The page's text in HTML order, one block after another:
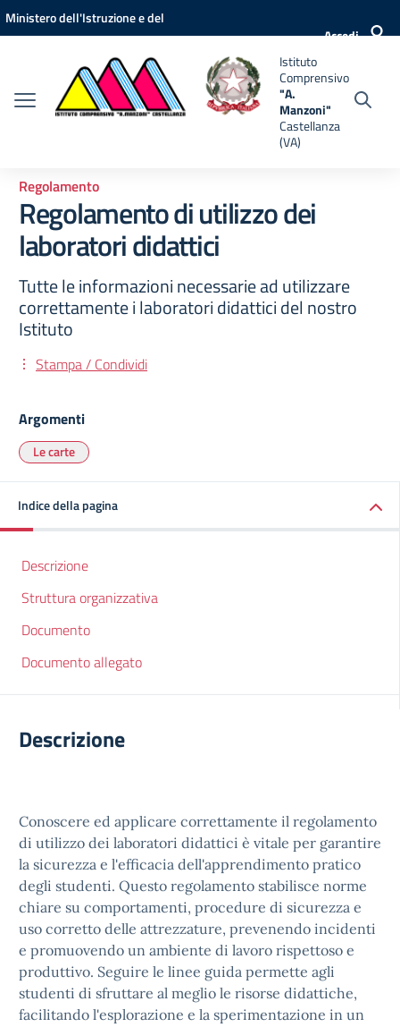
Vai ai contenuti
Vai al menu di navigazione
Vai al footer
Ministero dell'Istruzione e del
Accedi
Istituto
Comprensivo
"A.
Manzoni"
Castellanza
(VA)
Regolamento
Regolamento di utilizzo dei
laboratori didattici
Tutte le informazioni necessarie ad utilizzare
correttamente i laboratori didattici del nostro
Istituto
Stampa / Condividi
Argomenti
Le carte
Indice della pagina
Descrizione
Struttura organizzativa
Documento
Documento allegato
Descrizione
Conoscere ed applicare correttamente il regolamento
di utilizzo dei laboratori didattici è vitale per garantire
la sicurezza e l'efficacia dell'apprendimento pratico
degli studenti. Questo regolamento stabilisce norme
chiare su comportamenti, procedure di sicurezza e
uso corretto delle attrezzature, prevenendo incidenti
e promuovendo un ambiente di lavoro rispettoso e
produttivo. Seguire le linee guida permette agli
studenti di sfruttare al meglio le risorse didattiche,
facilitando l'esplorazione e la sperimentazione in un